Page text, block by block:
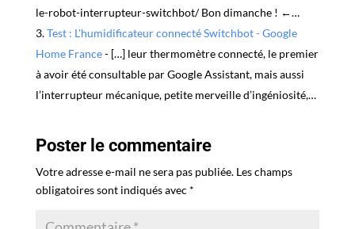
le-robot-interrupteur-switchbot/ Bon dimanche ! ←…
Test : L'humidificateur connecté Switchbot - Google
Home France- […] leur thermomètre connecté, le premier
à avoir été consultable par Google Assistant, mais aussi
l’interrupteur mécanique, petite merveille d’ingéniosité,…
Poster le commentaire
Votre adresse e-mail ne sera pas publiée. Les champs
obligatoires sont indiqués avec *